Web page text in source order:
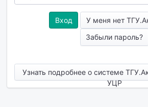
У меня нет
Забыли пароль?
Узнать подробнее о системе
УЦР